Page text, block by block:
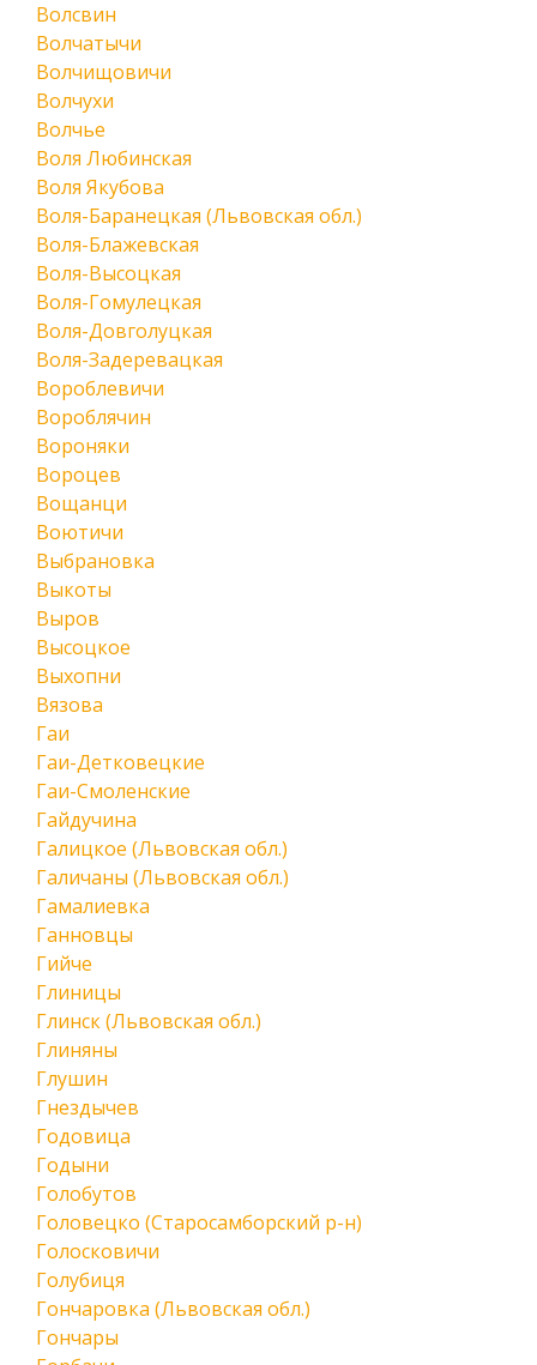
Волсвин
Волчатычи
Волчищовичи
Волчухи
Волчье
Воля Любинская
Воля Якубова
Воля-Баранецкая (Львовская обл.)
Воля-Блажевская
Воля-Высоцкая
Воля-Гомулецкая
Воля-Довголуцкая
Воля-Задеревацкая
Вороблевичи
Вороблячин
Вороняки
Вороцев
Вощанци
Воютичи
Выбрановка
Выкоты
Выров
Высоцкое
Выхопни
Вязова
Гаи
Гаи-Детковецкие
Гаи-Смоленские
Гайдучина
Галицкое (Львовская обл.)
Галичаны (Львовская обл.)
Гамалиевка
Ганновцы
Гийче
Глиницы
Глинск (Львовская обл.)
Глиняны
Глушин
Гнездычев
Годовица
Годыни
Голобутов
Головецко (Старосамборский р-н)
Голосковичи
Голубиця
Гончаровка (Львовская обл.)
Гончары